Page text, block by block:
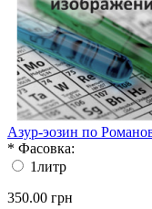
Азур-эозин по
* Фасовка:
1литр
350.00 грн